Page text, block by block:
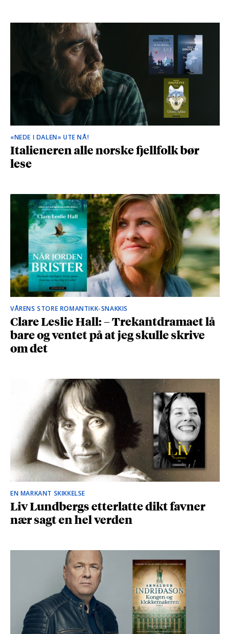
«NEDE I DALEN» UTE NÅ!
Italieneren alle norske fjellfolk bør
lese
VÅRENS STORE ROMANTIKK-SNAKKIS
Clare Leslie Hall: – Trekantdramaet lå
bare og ventet på at jeg skulle skrive
om det
EN MARKANT SKIKKELSE
Liv Lundbergs etterlatte dikt favner
nær sagt en hel verden